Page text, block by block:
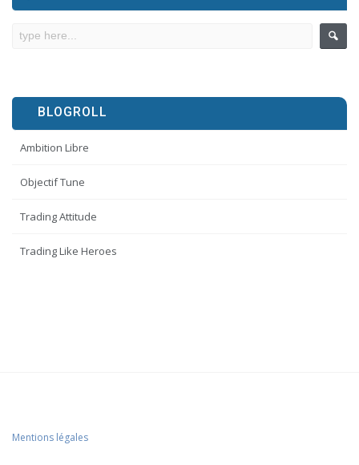
BLOGROLL
Ambition Libre
Objectif Tune
Trading Attitude
Trading Like Heroes
Mentions légales